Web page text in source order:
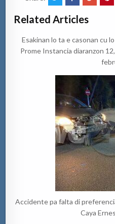
Related Articles
Esakinan lo ta e casonan cu
Prome Instancia diaranzon
Accidente pa falta di
Caya